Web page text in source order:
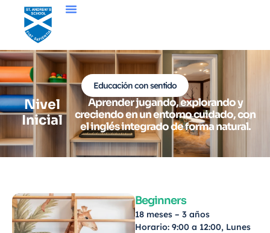
Educación con sentido
Nivel
Inicial
Aprender jugando, explorando y
creciendo en un entorno cuidado, con
el inglés integrado de forma natural.
Beginners
18 meses – 3 años
Horario: 9:00 a 12:00, Lunes